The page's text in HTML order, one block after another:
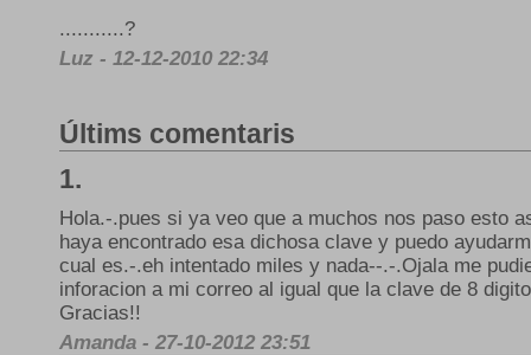
...........?
Luz - 12-12-2010 22:34
Últims comentaris
1.
Hola.-.pues si ya veo que a muchos nos paso esto
haya encontrado esa dichosa clave y puedo
cual es.-.eh intentado miles y nada--.-.Ojala me
inforacion a mi correo al igual que la clave de 8
Gracias!!
Amanda - 27-10-2012 23:51